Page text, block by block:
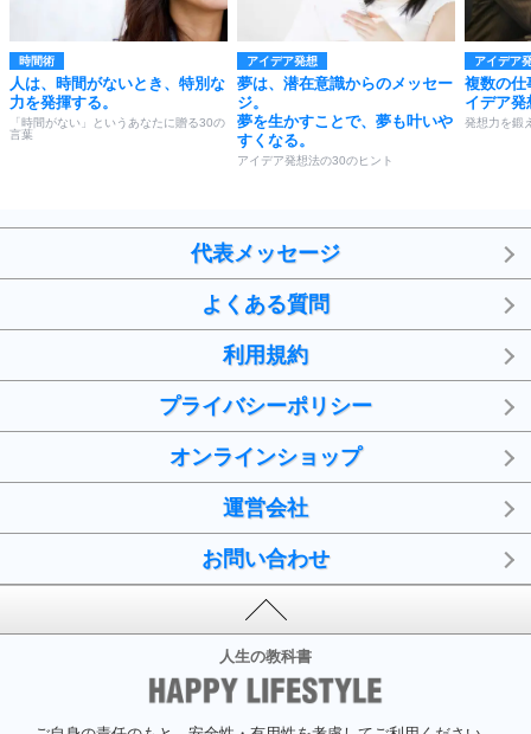
時間術
人は、時間がないとき、特別な
力を発揮する。
「時間がない」というあなたに贈る30の
言葉
アイデア発想
夢は、潜在意識からのメッセー
ジ。
夢を生かすことで、夢も叶いや
すくなる。
アイデア発想法の30のヒント
アイデア
複数の仕
イデア発
発想力を鍛
代表メッセージ
よくある質問
利用規約
プライバシーポリシー
オンラインショップ
運営会社
お問い合わせ
人生の教科書